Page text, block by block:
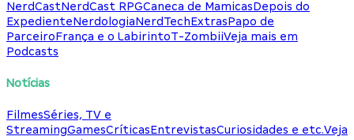
NerdCastNerdCast RPGCaneca de MamicasDepois do
ExpedienteNerdologiaNerdTechExtrasPapo de
ParceiroFrança e o LabirintoT-ZombiiVeja mais em
Podcasts
Notícias
FilmesSéries, TV e
StreamingGamesCríticasEntrevistasCuriosidades e etc.Veja